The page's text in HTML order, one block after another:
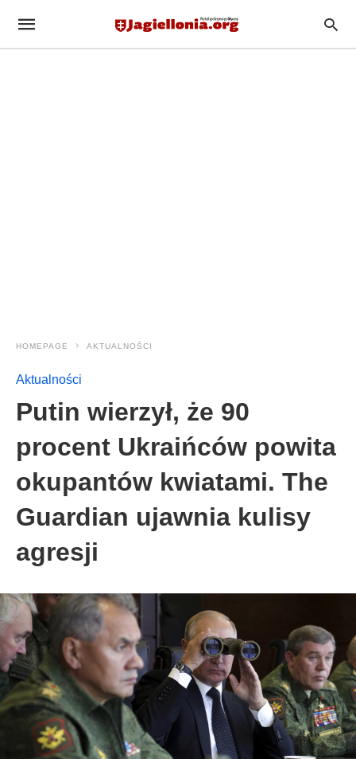
HOMEPAGE AKTUALNOŚCI
Aktualności
Putin wierzył, że 90
procent Ukraińców powita
okupantów kwiatami. The
Guardian ujawnia kulisy
agresji